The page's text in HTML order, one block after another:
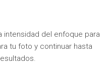
intensidad del enfoque para
tu foto y continuar hasta